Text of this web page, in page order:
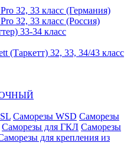
32, 33 класс (Германия)
32, 33 класс (Россия)
33-34 класс
(Таркетт) 32, 33, 34/43 класс
Саморезы WSD Саморезы
Саморезы для ГКЛ Саморезы
для крепления из